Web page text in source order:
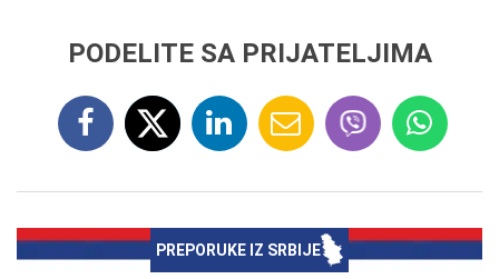
PODELITE SA PRIJATELJIMA
PREPORUKE IZ SRBIJE